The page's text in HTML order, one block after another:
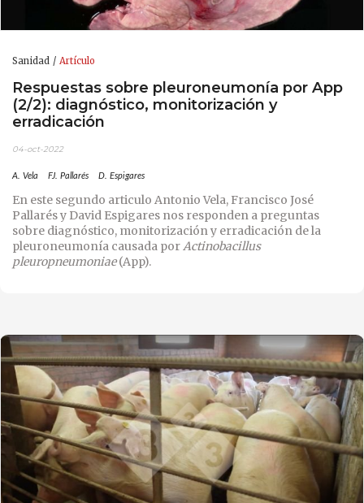
Sanidad Artículo
Respuestas sobre pleuroneumonía por App
(2/2): diagnóstico, monitorización y
erradicación
04-oct-2022
A. Vela FJ. Pallarés D. Espigares
En este segundo articulo Antonio Vela, Francisco José
Pallarés y David Espigares nos responden a preguntas
sobre diagnóstico, monitorización y erradicación de la
pleuroneumonía causada porActinobacillus
pleuropneumoniae(App).